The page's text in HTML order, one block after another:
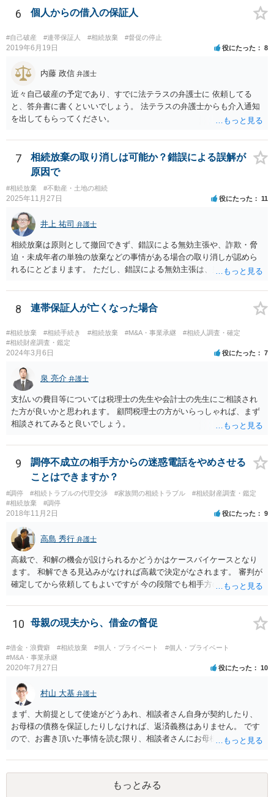
6 個人からの借入の保証人
#自己破産 #連帯保証人 #相続放棄 #督促の停止
2019年6月19日 役にたった 8
内藤 政信 弁護士
近々自己破産の予定であり、すでに法テラスの弁護士に 依頼してる
と、答弁書に書くといいでしょう。 法テラスの弁護士からも介入通知
を出してもらってください。
7
相続放棄の取り消しは可能か？錯誤による誤解が
原因で
#相続放棄 #不動産・土地の相続
2025年11月27日 役にたった 11
井上 祐司 弁護士
相続放棄は原則として撤回できず、錯誤による無効主張や、詐欺・脅
迫・未成年者の単独の放棄などの事情がある場合の取り消しが認めら
れるにとどまります。 ただし、錯誤による無効主張は、判例によれ
①放棄する動機が相続放棄申述書に記載されるなど、外部に表示され
ている、②その錯誤が相続放棄を取り消しうるほどの重大な影響をも
たらしたこと、③相続放棄をした人が十分な調査を行っていたなど重
大な過失がなかったことを証明する必要があります。 なお、前提とし
て、相続放棄の無効を単独で主張し認めてもらう法制度は現在、日本
にはありません。 そのため、個別具体的な権利主張・請求を行う中
で、相続放棄の無効を主張する、という流れになろうかと思います。
結論として、重要な問題であるため一度は法律相談を実際に受けられ
たほうが良いとは思います。 もっとも私見としては、 >相続放棄して
も、その子（孫）が代わりに相続する というのは、真実と受け取って
もやむを得ないほど多くの人に広く誤解されている知識、とはいえま
せん。 そのため、個人的見解としては上記③において（場合によって
8 連帯保証人が亡くなった場合
#相続放棄 #相続手続き #相続放棄 #M&A・事業承継
#相続人調査・確定
#相続財産調査・鑑定
2024年3月6日 役にたった 7
泉 亮介 弁護士
支払いの費目等については税理士の先生や会計士の先生にご相談され
た方が良いかと思われます。 顧問税理士の方がいらっしゃれば、まず
相談されてみると良いでしょう。
9
調停不成立の相手方からの迷惑電話をやめさせる
ことはできますか？
#調停 #相続トラブルの代理交渉 #家族間の相続トラブル
#相続財産調査・鑑定
#相続放棄
#調停
2018年11月2日 役にたった 9
高島 秀行 弁護士
高裁で、和解の機会が設けられるかどうかはケースバイケースとなり
ます。 和解できる見込みがなければ高裁で決定がなされます。 審判が
確定してから依頼してもよいですが 今の段階でも相手方の連絡が迷惑
10 母親の現夫から、借金の督促
#借金・浪費癖 #相続放棄 #個人・プライベート
#個人・プライベート
#M&A・事業承継
2020年7月27日 役にたった 10
村山 大基 弁護士
まず、大前提として使途がどうあれ、相談者さん自身が契約したり、
お母様の債務を保証したりしなければ、返済義務はありません。 です
ので、お書き頂いた事情を読む限り、相談者さんにお母様の現夫への
も法律相談に行けば同趣旨のことを回答されるので、裁判まではしな
いと思います） ・借りたのは母なので、私は支払いませんと伝える あ
もっとみる